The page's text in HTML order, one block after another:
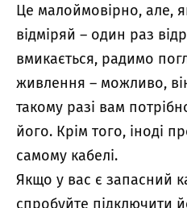
Це малоймовірно, але,
відміряй – один раз
вмикається, радимо
живлення – можливо, він
такому разі вам
його. Крім того, іноді
самому кабелі.
Якщо у вас є запасний
спробуйте підключити